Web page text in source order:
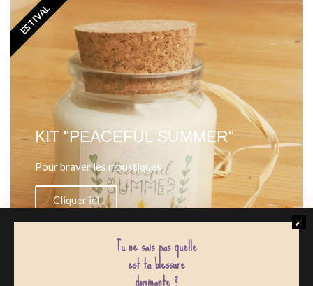
KIT "PEACEFUL SUMMER"
Pour braver les moustiques
Cliquer ici
ESTIVAL
Tu ne sais pas quelle
est ta blessure